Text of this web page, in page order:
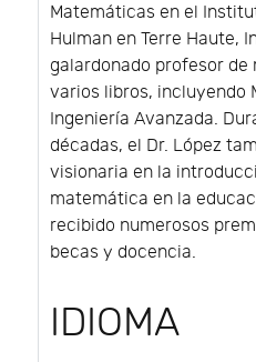
Matemáticas en el
Hulman en Terre Haute,
galardonado profesor
varios libros, incluyendo
Ingeniería Avanzada.
décadas, el Dr. López
visionaria en la
matemática en la
recibido numerosos
becas y docencia.
IDIOMA